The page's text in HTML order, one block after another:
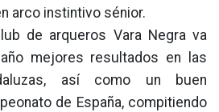
arco instintivo sénior.
de arqueros Vara Negra va
mejores resultados en las
así como un buen
de España, compitiendo